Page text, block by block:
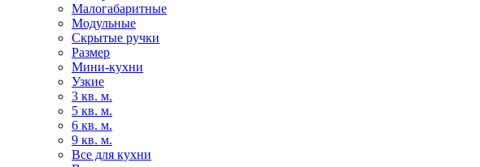
Малогабаритные
Модульные
Скрытые ручки
Размер
Мини-кухни
Узкие
3 кв. м.
5 кв. м.
6 кв. м.
9 кв. м.
Все для кухни